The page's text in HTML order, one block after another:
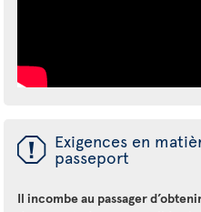
ü Exigences en
passeport
Il incombe au passager